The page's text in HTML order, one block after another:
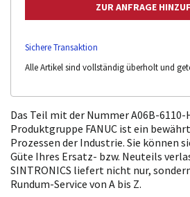
Sichere Transaktion
Alle Artikel sind vollständig überholt und
Das Teil mit der Nummer A06B-6110-
Produktgruppe FANUC ist ein
Prozessen der Industrie. Sie können
Güte Ihres Ersatz- bzw. Neuteils
SINTRONICS liefert nicht nur,
Rundum-Service von A bis Z.